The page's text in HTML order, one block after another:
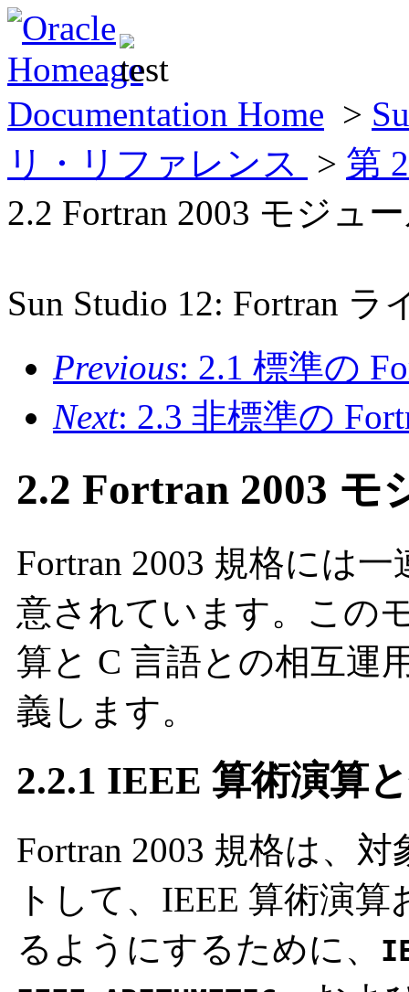
Documentation Home >
リ・リファレンス
> 第
2.2 Fortran 2003 モジュ
Sun Studio 12: Fortran
Previous: 2.1 標準の
Next: 2.3 非標準の
2.2 Fortran 2003 モ
Fortran 2003 規格には
意されています。この
算と C 言語との相互運
義します。
2.2.1 IEEE 算術演算
Fortran 2003 規格は、
トして、IEEE 算術演
るようにするために、